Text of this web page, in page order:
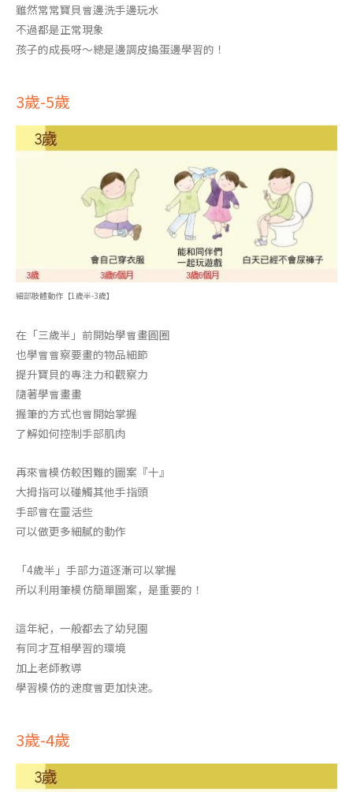
雖然常常寶貝會邊洗手邊玩水
不過都是正常現象
孩子的成長呀～總是邊調皮搗蛋邊學習的！
3歲-5歲
細部肢體動作【1歲半-3歲】
在「三歲半」前開始學會畫圓圈
也學會會察要畫的物品細節
提升寶貝的專注力和觀察力
隨著學會畫畫
握筆的方式也會開始掌握
了解如何控制手部肌肉
再來會模仿較困難的圖案『十』
大拇指可以碰觸其他手指頭
手部會在靈活些
可以做更多細膩的動作
「4歲半」手部力道逐漸可以掌握
所以利用筆模仿簡單圖案，是重要的！
這年紀，一般都去了幼兒園
有同才互相學習的環境
加上老師教導
學習模仿的速度會更加快速。
3歲-4歲